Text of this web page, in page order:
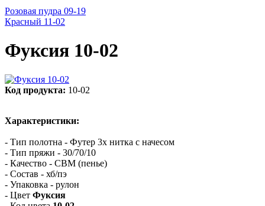
Розовая пудра 09-19
Красный 11-02
Фуксия 10-02
Код продукта: 10-02
Характеристики:
- Тип полотна - Футер 3х нитка с начесом
- Тип пряжи - 30/70/10
- Качество - СВМ (пенье)
- Состав - хб/пэ
- Упаковка - рулон
- Цвет Фуксия